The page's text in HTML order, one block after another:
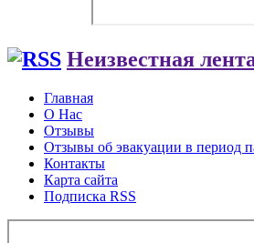
Неизвестная
Главная
О Нас
Отзывы
Отзывы об эвакуации в период
Контакты
Карта сайта
Подписка RSS